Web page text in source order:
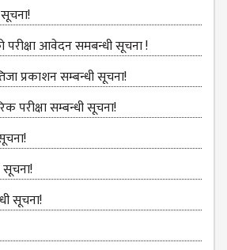
परीक्षा आवेदन समबन्धी सूचना !
प्रकाशन सम्बन्धी सूचना!
परीक्षा सम्बन्धी सूचना!
सूचना!
सूचना!